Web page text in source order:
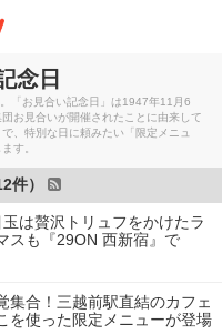
念日
「お見合い記念日」は1947年11月6
お見合いが開催されたことに由来して
、特別な日に頼みたい「限定メニュ
す。
件）
は贅沢トリュフをかけたラ
スも『29ON 西新宿』で
合！三越前駅直結のカフェ
を使った限定メニューが登場